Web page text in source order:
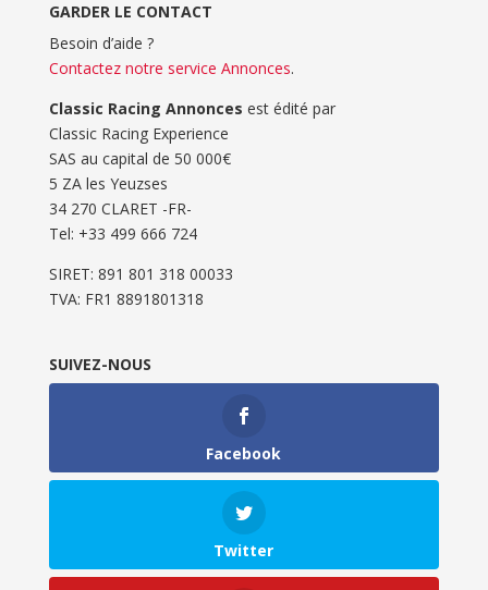
GARDER LE CONTACT
Besoin d’aide ?
Contactez notre service Annonces.
Classic Racing Annonces est édité par
Classic Racing Experience
SAS au capital de 50 000€
5 ZA les Yeuzses
34 270 CLARET -FR-
Tel: ‭+33 499 666 724‬
SIRET: 891 801 318 00033
TVA: FR1 8891801318
SUIVEZ-NOUS
Facebook
Twitter